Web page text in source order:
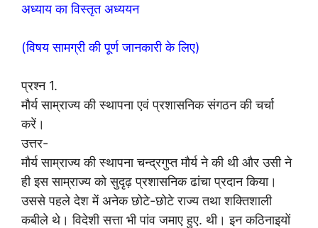
अध्याय का विस्तृत अध्ययन
(विषय सामग्री की पूर्ण जानकारी के लिए)
प्रश्न 1.
मौर्य साम्राज्य की स्थापना एवं प्रशासनिक संगठन की चर्चा
करें।
उत्तर-
मौर्य साम्राज्य की स्थापना चन्द्रगुप्त मौर्य ने की थी और उसी ने
ही इस साम्राज्य को सुदृढ़ प्रशासनिक ढांचा प्रदान किया।
उससे पहले देश में अनेक छोटे-छोटे राज्य तथा शक्तिशाली
कबीले थे। विदेशी सत्ता भी पांव जमाए हुए. थी। इन कठिनाइयों